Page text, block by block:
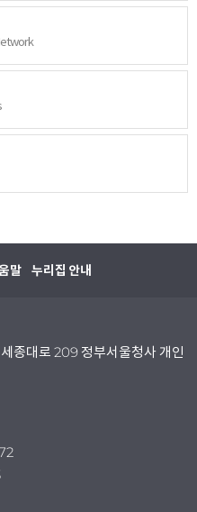
말 누리집 안내
종대로 209 정부서울청사 개인